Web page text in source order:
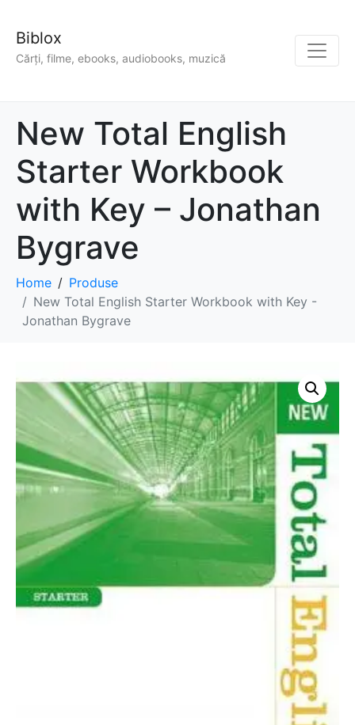
Biblox
Cărți, filme, ebooks, audiobooks, muzică
New Total English
Starter Workbook
with Key – Jonathan
Bygrave
Home
Produse
New Total English Starter Workbook with Key -
Jonathan Bygrave